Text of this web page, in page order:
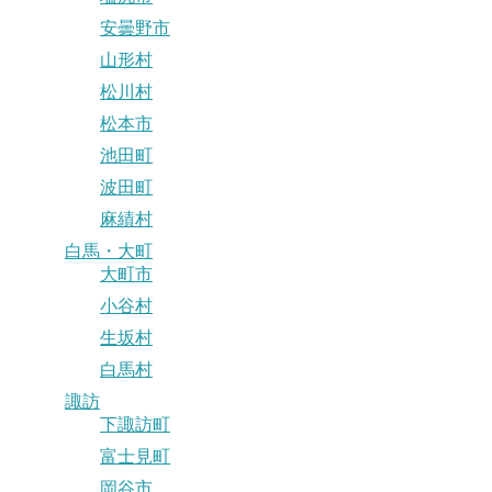
安曇野市
山形村
松川村
松本市
池田町
波田町
麻績村
白馬・大町
大町市
小谷村
生坂村
白馬村
諏訪
下諏訪町
富士見町